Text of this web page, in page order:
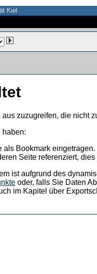
Kiel
zuzugreifen, die nicht
haben:
als Bookmark eingetragen.
Seite referenziert,
ist aufgrund des
oder, falls Sie Daten
im Kapitel über